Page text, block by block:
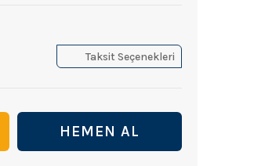
Taksit Seçenekleri